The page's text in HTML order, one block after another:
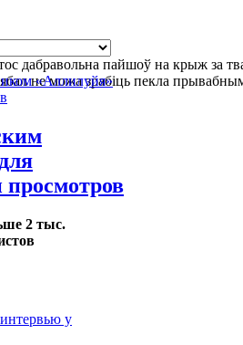
дабравольна пайшоў на крыж за
не можа зрабіць пекла
просмотров
2 тыс.